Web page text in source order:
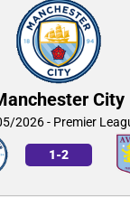
City
2026 - Premier
1-2